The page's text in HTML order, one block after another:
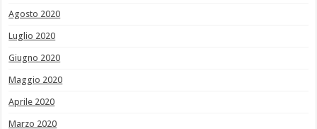
Agosto 2020
Luglio 2020
Giugno 2020
Maggio 2020
Aprile 2020
Marzo 2020